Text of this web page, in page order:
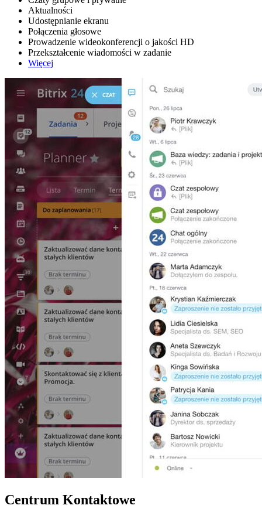
Aktualności
Udostępnianie ekranu
Połączenia głosowe
Prowadzenie wideokonferencji o jakości HD
Przekształcenie wiadomości w zadanie
Więcej
Centrum Kontaktowe